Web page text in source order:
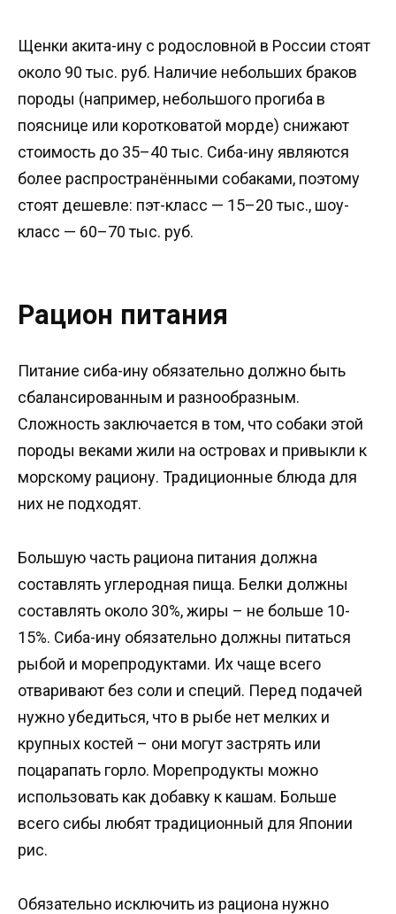
Щенки акита-ину с родословной в России стоят
около 90 тыс. руб. Наличие небольших браков
породы (например, небольшого прогиба в
пояснице или коротковатой морде) снижают
стоимость до 35–40 тыс. Сиба-ину являются
более распространёнными собаками, поэтому
стоят дешевле: пэт-класс — 15–20 тыс., шоу-
класс — 60–70 тыс. руб.
Рацион питания
Питание сиба-ину обязательно должно быть
сбалансированным и разнообразным.
Сложность заключается в том, что собаки этой
породы веками жили на островах и привыкли к
морскому рациону. Традиционные блюда для
них не подходят.
Большую часть рациона питания должна
составлять углеродная пища. Белки должны
составлять около 30%, жиры – не больше 10-
15%. Сиба-ину обязательно должны питаться
рыбой и морепродуктами. Их чаще всего
отваривают без соли и специй. Перед подачей
нужно убедиться, что в рыбе нет мелких и
крупных костей – они могут застрять или
поцарапать горло. Морепродукты можно
использовать как добавку к кашам. Больше
всего сибы любят традиционный для Японии
рис.
Обязательно исключить из рациона нужно